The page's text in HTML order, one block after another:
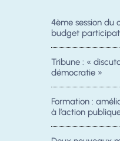
4ème session du
budget
Tribune : «
démocratie »
Formation :
à l’action